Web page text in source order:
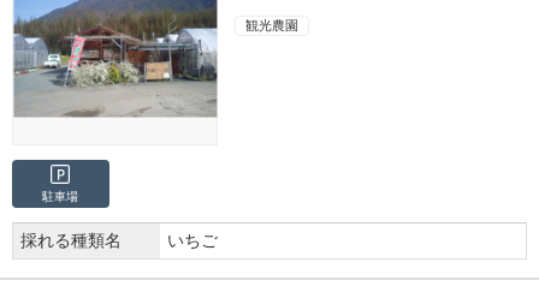
観光農園
駐車場
採れる種類名 いちご